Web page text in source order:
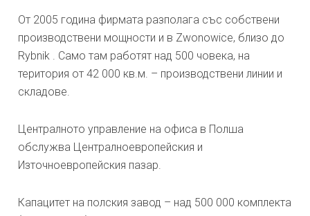
От 2005 година фирмата разполага със собствени
производствени мощности и в Zwonowice, близо до
Rybnik . Само там работят над 500 човека, на
територия от 42 000 кв.м. – производствени линии и
складове.
Централното управление на офиса в Полша
обслужва Централноевропейския и
Източноевропейския пазар.
Капацитет на полския завод – над 500 000 комплекта